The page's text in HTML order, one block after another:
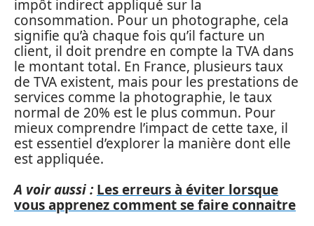
impôt indirect appliqué sur la
consommation. Pour un photographe, cela
signifie qu’à chaque fois qu’il facture un
client, il doit prendre en compte la TVA dans
le montant total. En France, plusieurs taux
de TVA existent, mais pour les prestations de
services comme la photographie, le taux
normal de 20% est le plus commun. Pour
mieux comprendre l’impact de cette taxe, il
est essentiel d’explorer la manière dont elle
est appliquée.
A voir aussi : Les erreurs à éviter lorsque
vous apprenez comment se faire connaitre